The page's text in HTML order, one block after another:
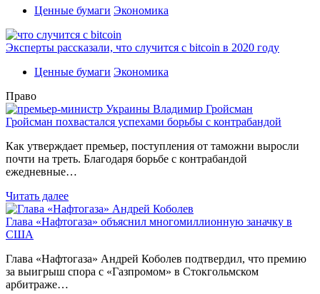
Ценные бумаги Экономика
Эксперты рассказали, что случится с bitcoin в 2020 году
Ценные бумаги Экономика
Право
Гройсман похвастался успехами борьбы с контрабандой
Как утверждает премьер, поступления от таможни выросли
почти на треть. Благодаря борьбе с контрабандой
ежедневные…
Читать далее
Глава «Нафтогаза» объяснил многомиллионную заначку в
США
Глава «Нафтогаза» Андрей Коболев подтвердил, что премию
за выигрыш спора с «Газпромом» в Стокгольмском
арбитраже…